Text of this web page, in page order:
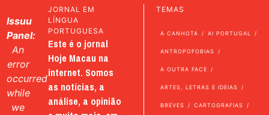
Issuu
Panel:
An
error
occurred
while
we
JORNAL EM
LÍNGUA
PORTUGUESA
Este é o jornal
Hoje Macau na
internet. Somos
as notícias, a
análise, a opinião
TEMAS
A CANHOTA AI PORTUGAL
ANTROPOFOBIAS
A OUTRA FACE
ARTES, LETRAS E IDEIAS
BREVES CARTOGRAFIAS